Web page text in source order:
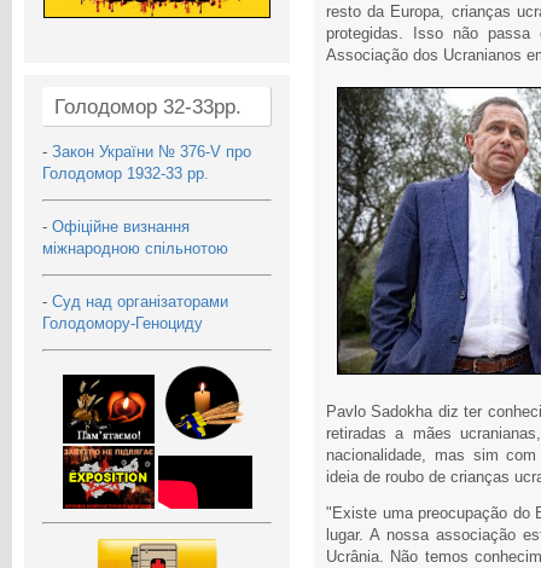
Голодомор 32-33рр.
- Закон України № 376-V про
Голодомор 1932-33 рр.
- Офіційне визнання
міжнародною спільнотою
- Суд над організаторами
Голодомору-Геноциду
resto da Europa, crianças
protegidas. Isso não passa
Associação dos Ucranianos
Pavlo Sadokha diz ter
retiradas a mães
nacionalidade, mas sim
ideia de roubo de crianças
"Existe uma preocupação do
lugar. A nossa associação
Ucrânia. Não temos